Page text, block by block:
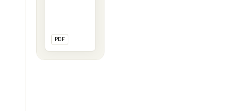
PDF